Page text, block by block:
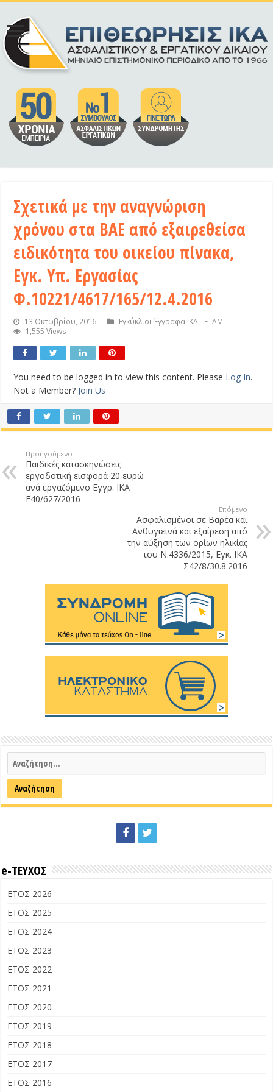
Σχετικά με την αναγνώριση
χρόνου στα ΒΑΕ από εξαιρεθείσα
ειδικότητα του οικείου πίνακα,
Εγκ. Υπ. Εργασίας
Φ.10221/4617/165/12.4.2016
13 Οκτωβρίου, 2016
Εγκύκλιοι Έγγραφα ΙΚΑ - ΕΤΑΜ
1,555 Views
You need to be logged in to view this content. Please Log In.
Not a Member? Join Us
Προηγούμενο
Παιδικές κατασκηνώσεις
εργοδοτική εισφορά 20 ευρώ
ανά εργαζόμενο Εγγρ. ΙΚΑ
Ε40/627/2016
Επόμενο
Ασφαλισμένοι σε Βαρέα και
Ανθυγιεινά και εξαίρεση από
την αύξηση των ορίων ηλικίας
του Ν.4336/2015, Εγκ. ΙΚΑ
Σ42/8/30.8.2016
e-ΤΕΥΧΟΣ
ΕΤΟΣ 2026
ΕΤΟΣ 2025
ΕΤΟΣ 2024
ΕΤΟΣ 2023
ΕΤΟΣ 2022
ΕΤΟΣ 2021
ΕΤΟΣ 2020
ΕΤΟΣ 2019
ΕΤΟΣ 2018
ΕΤΟΣ 2017
ΕΤΟΣ 2016